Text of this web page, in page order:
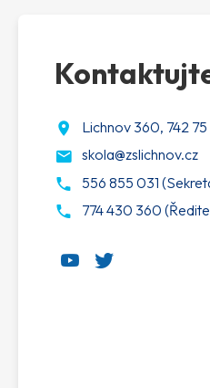
Lichnov 360, 742
skola@zslichnov.cz
556 855 031
774 430 360